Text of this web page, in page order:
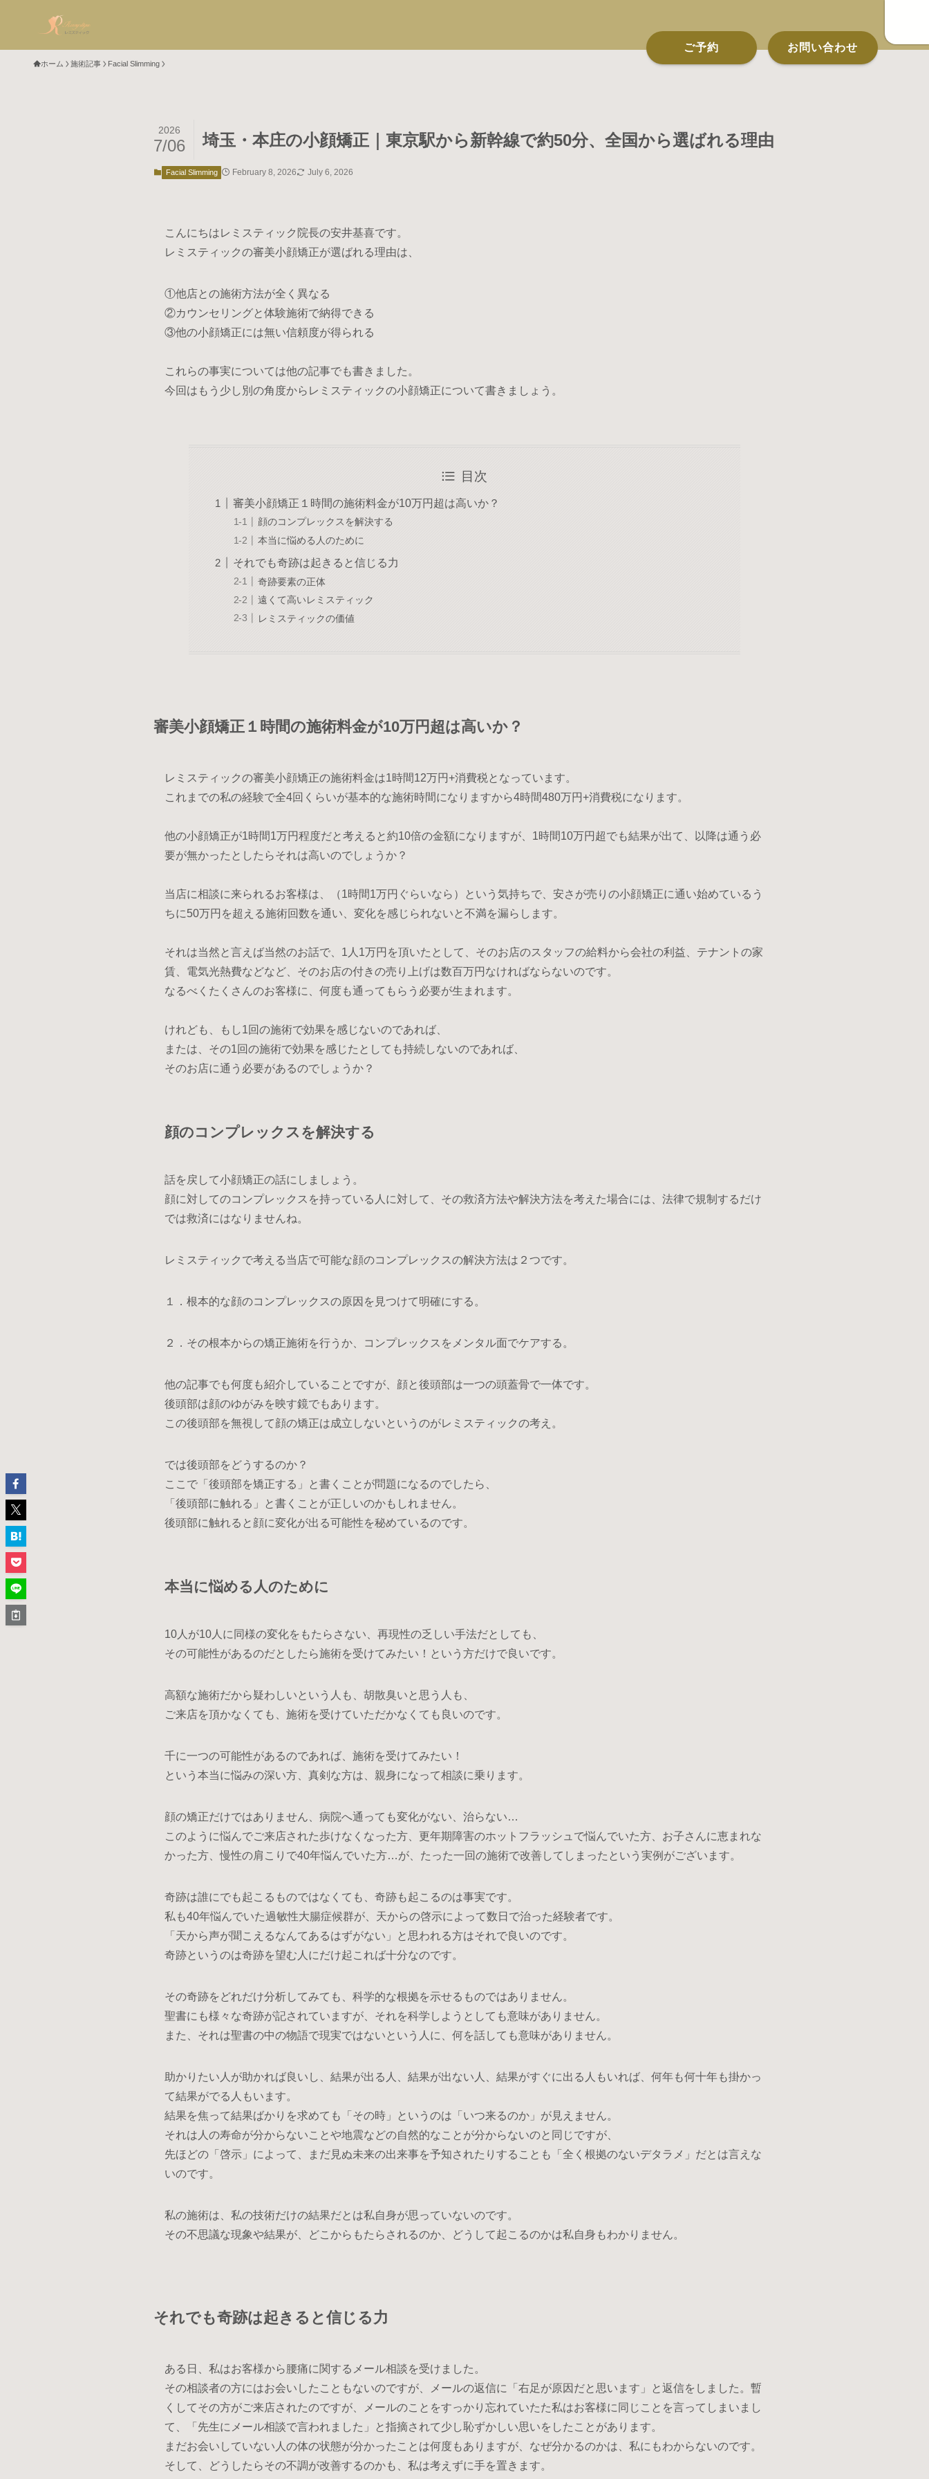
N
U
RESERVE
ご予約
メンタルケア
モニター募集
ご予約 お問い合わせ
ホーム 施術記事 Facial Slimming
埼玉・本庄の小顔矯正｜東京駅から新幹線で約50分、全国から選ばれる理由
2026
7/06
Facial Slimming February 8, 2026 July 6, 2026
こんにちはレミスティック院長の安井基喜です。
レミスティックの審美小顔矯正が選ばれる理由は、
①他店との施術方法が全く異なる
②カウンセリングと体験施術で納得できる
③他の小顔矯正には無い信頼度が得られる
これらの事実については他の記事でも書きました。
今回はもう少し別の角度からレミスティックの小顔矯正について書きましょう。
目次
審美小顔矯正１時間の施術料金が10万円超は高いか？
顔のコンプレックスを解決する
本当に悩める人のために
それでも奇跡は起きると信じる力
奇跡要素の正体
遠くて高いレミスティック
レミスティックの価値
審美小顔矯正１時間の施術料金が10万円超は高いか？
レミスティックの審美小顔矯正の施術料金は1時間12万円+消費税となっています。
これまでの私の経験で全4回くらいが基本的な施術時間になりますから4時間480万円+消費税になります。
他の小顔矯正が1時間1万円程度だと考えると約10倍の金額になりますが、1時間10万円超でも結果が出て、以降は通う必
要が無かったとしたらそれは高いのでしょうか？
当店に相談に来られるお客様は、（1時間1万円ぐらいなら）という気持ちで、安さが売りの小顔矯正に通い始めているう
ちに50万円を超える施術回数を通い、変化を感じられないと不満を漏らします。
それは当然と言えば当然のお話で、1人1万円を頂いたとして、そのお店のスタッフの給料から会社の利益、テナントの家
賃、電気光熱費などなど、そのお店の付きの売り上げは数百万円なければならないのです。
なるべくたくさんのお客様に、何度も通ってもらう必要が生まれます。
けれども、もし1回の施術で効果を感じないのであれば、
または、その1回の施術で効果を感じたとしても持続しないのであれば、
そのお店に通う必要があるのでしょうか？
顔のコンプレックスを解決する
話を戻して小顔矯正の話にしましょう。
顔に対してのコンプレックスを持っている人に対して、その救済方法や解決方法を考えた場合には、法律で規制するだけ
では救済にはなりませんね。
レミスティックで考える当店で可能な顔のコンプレックスの解決方法は２つです。
１．根本的な顔のコンプレックスの原因を見つけて明確にする。
２．その根本からの矯正施術を行うか、コンプレックスをメンタル面でケアする。
他の記事でも何度も紹介していることですが、顔と後頭部は一つの頭蓋骨で一体です。
後頭部は顔のゆがみを映す鏡でもあります。
この後頭部を無視して顔の矯正は成立しないというのがレミスティックの考え。
では後頭部をどうするのか？
ここで「後頭部を矯正する」と書くことが問題になるのでしたら、
「後頭部に触れる」と書くことが正しいのかもしれません。
後頭部に触れると顔に変化が出る可能性を秘めているのです。
本当に悩める人のために
10人が10人に同様の変化をもたらさない、再現性の乏しい手法だとしても、
その可能性があるのだとしたら施術を受けてみたい！という方だけで良いです。
高額な施術だから疑わしいという人も、胡散臭いと思う人も、
ご来店を頂かなくても、施術を受けていただかなくても良いのです。
千に一つの可能性があるのであれば、施術を受けてみたい！
という本当に悩みの深い方、真剣な方は、親身になって相談に乗ります。
顔の矯正だけではありません、病院へ通っても変化がない、治らない…
このように悩んでご来店された歩けなくなった方、更年期障害のホットフラッシュで悩んでいた方、お子さんに恵まれな
かった方、慢性の肩こりで40年悩んでいた方…が、たった一回の施術で改善してしまったという実例がございます。
奇跡は誰にでも起こるものではなくても、奇跡も起こるのは事実です。
私も40年悩んでいた過敏性大腸症候群が、天からの啓示によって数日で治った経験者です。
「天から声が聞こえるなんてあるはずがない」と思われる方はそれで良いのです。
奇跡というのは奇跡を望む人にだけ起これば十分なのです。
その奇跡をどれだけ分析してみても、科学的な根拠を示せるものではありません。
聖書にも様々な奇跡が記されていますが、それを科学しようとしても意味がありません。
また、それは聖書の中の物語で現実ではないという人に、何を話しても意味がありません。
助かりたい人が助かれば良いし、結果が出る人、結果が出ない人、結果がすぐに出る人もいれば、何年も何十年も掛かっ
て結果がでる人もいます。
結果を焦って結果ばかりを求めても「その時」というのは「いつ来るのか」が見えません。
それは人の寿命が分からないことや地震などの自然的なことが分からないのと同じですが、
先ほどの「啓示」によって、まだ見ぬ未来の出来事を予知されたりすることも「全く根拠のないデタラメ」だとは言えな
いのです。
私の施術は、私の技術だけの結果だとは私自身が思っていないのです。
その不思議な現象や結果が、どこからもたらされるのか、どうして起こるのかは私自身もわかりません。
それでも奇跡は起きると信じる力
ある日、私はお客様から腰痛に関するメール相談を受けました。
その相談者の方にはお会いしたこともないのですが、メールの返信に「右足が原因だと思います」と返信をしました。暫
くしてその方がご来店されたのですが、メールのことをすっかり忘れていたた私はお客様に同じことを言ってしまいまし
て、「先生にメール相談で言われました」と指摘されて少し恥ずかしい思いをしたことがあります。
まだお会いしていない人の体の状態が分かったことは何度もありますが、なぜ分かるのかは、私にもわからないのです。
そして、どうしたらその不調が改善するのかも、私は考えずに手を置きます。